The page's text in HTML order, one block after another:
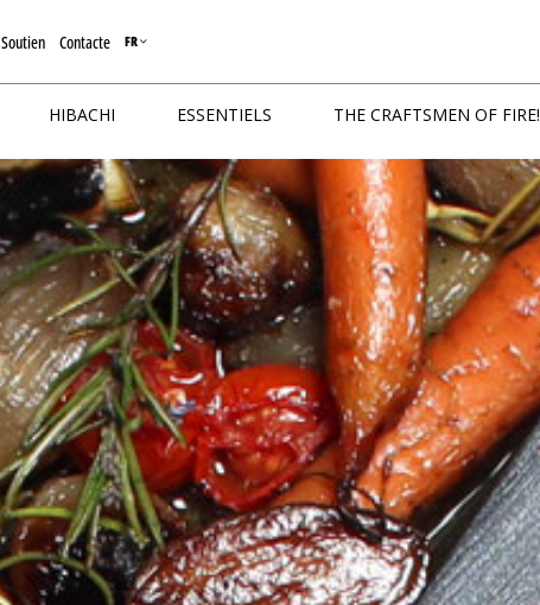
Soutien Contacte FR
HIBACHI ESSENTIELS THE CRAFTSMEN OF FIRE!